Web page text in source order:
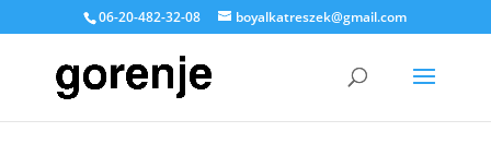
06-20-482-32-08 boyalkatreszek@gmail.com